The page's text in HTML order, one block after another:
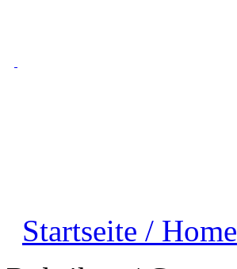
Startseite / Home